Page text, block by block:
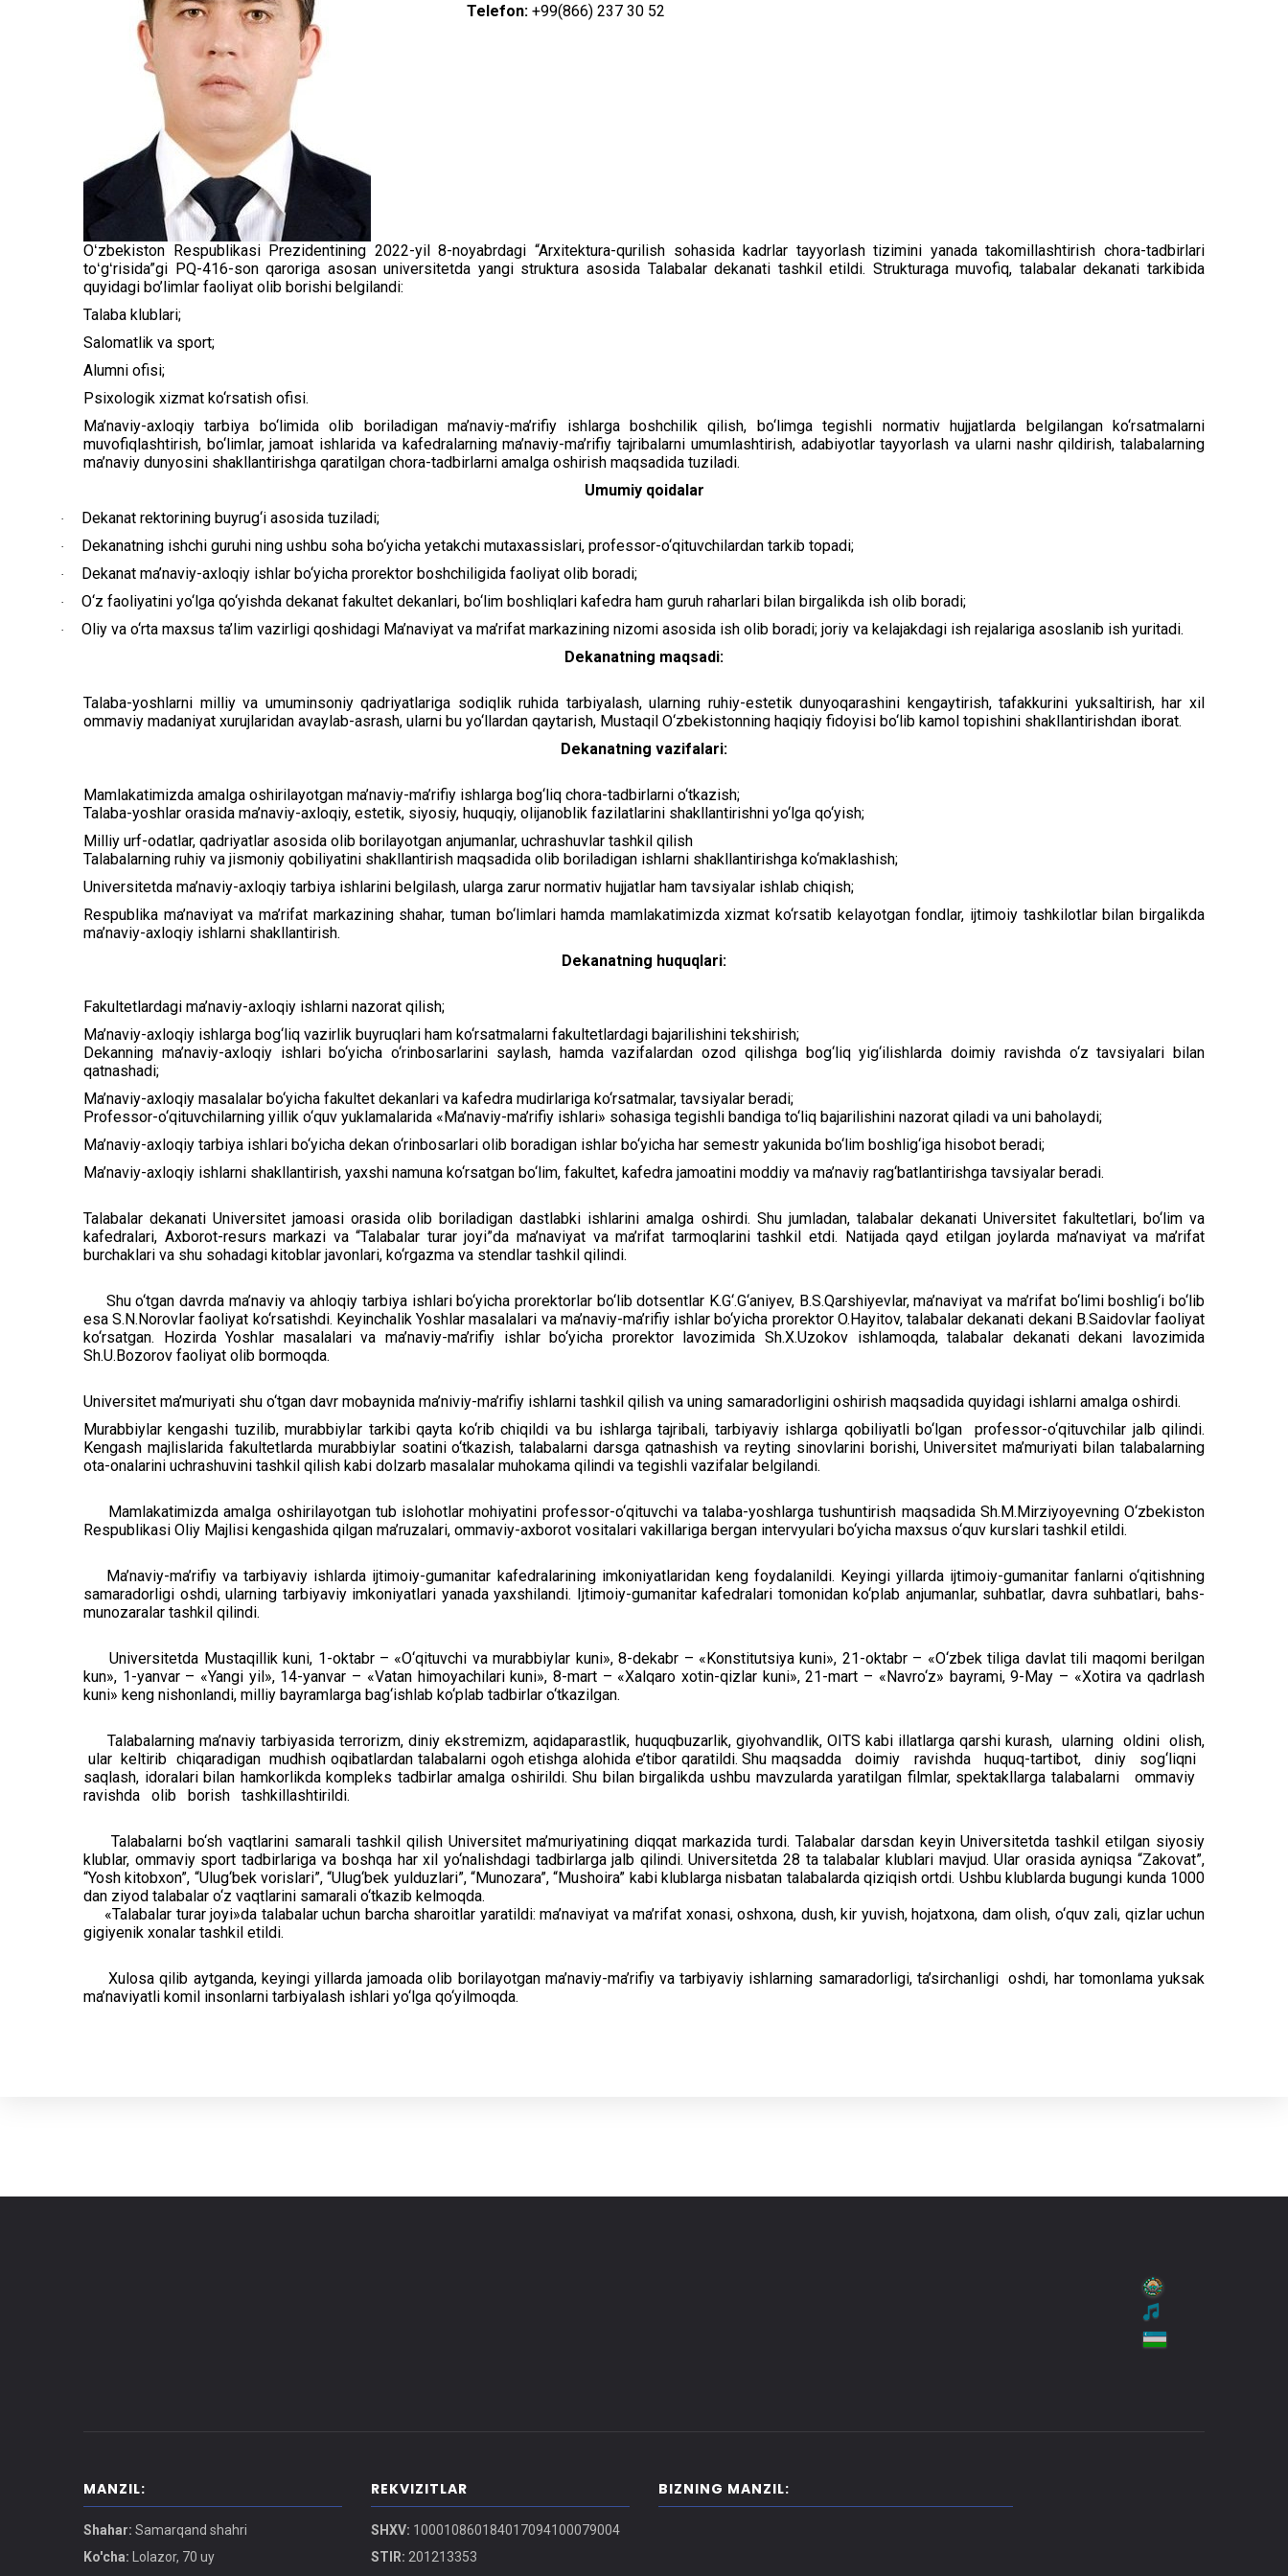
Telefon: +99(866) 237 30 52
Oʻzbekiston Respublikasi Prezidentining 2022-yil 8-noyabrdagi “Arxitektura-qurilish sohasida kadrlar tayyorlash tizimini yanada takomillashtirish chora-tadbirlari
toʻgʻrisida”gi PQ-416-son qaroriga asosan universitetda yangi struktura asosida Talabalar dekanati tashkil etildi. Strukturaga muvofiq, talabalar dekanati tarkibida
quyidagi bo’limlar faoliyat olib borishi belgilandi:
Talaba klublari;
Salomatlik va sport;
Alumni ofisi;
Psixologik xizmat ko‘rsatish ofisi.
Ma’naviy-axloqiy tarbiya bo‘limida olib boriladigan ma’naviy-ma’rifiy ishlarga boshchilik qilish, bo‘limga tegishli normativ hujjatlarda belgilangan ko‘rsatmalarni
muvofiqlashtirish, bo‘limlar, jamoat ishlarida va kafedralarning ma’naviy-ma’rifiy tajribalarni umumlashtirish, adabiyotlar tayyorlash va ularni nashr qildirish, talabalarning
ma’naviy dunyosini shakllantirishga qaratilgan chora-tadbirlarni amalga oshirish maqsadida tuziladi.
Umumiy qoidalar
· Dekanat rektorining buyrug‘i asosida tuziladi;
· Dekanatning ishchi guruhi ning ushbu soha bo‘yicha yetakchi mutaxassislari, professor-o‘qituvchilardan tarkib topadi;
· Dekanat ma’naviy-axloqiy ishlar bo‘yicha prorektor boshchiligida faoliyat olib boradi;
· O‘z faoliyatini yo‘lga qo‘yishda dekanat fakultet dekanlari, bo‘lim boshliqlari kafedra ham guruh raharlari bilan birgalikda ish olib boradi;
·
Oliy va o‘rta maxsus ta’lim vazirligi qoshidagi Ma’naviyat va ma’rifat markazining nizomi asosida ish olib boradi; joriy va kelajakdagi ish rejalariga asoslanib ish yuritadi.
Dekanatning maqsadi:
Talaba-yoshlarni milliy va umuminsoniy qadriyatlariga sodiqlik ruhida tarbiyalash, ularning ruhiy-estetik dunyoqarashini kengaytirish, tafakkurini yuksaltirish, har xil
ommaviy madaniyat xurujlaridan avaylab-asrash, ularni bu yo‘llardan qaytarish, Mustaqil O‘zbekistonning haqiqiy fidoyisi bo‘lib kamol topishini shakllantirishdan iborat.
Dekanatning vazifalari:
Mamlakatimizda amalga oshirilayotgan ma’naviy-ma’rifiy ishlarga bog‘liq chora-tadbirlarni o‘tkazish;
Talaba-yoshlar orasida ma’naviy-axloqiy, estetik, siyosiy, huquqiy, olijanoblik fazilatlarini shakllantirishni yo‘lga qo‘yish;
Milliy urf-odatlar, qadriyatlar asosida olib borilayotgan anjumanlar, uchrashuvlar tashkil qilish
Talabalarning ruhiy va jismoniy qobiliyatini shakllantirish maqsadida olib boriladigan ishlarni shakllantirishga ko‘maklashish;
Universitetda ma’naviy-axloqiy tarbiya ishlarini belgilash, ularga zarur normativ hujjatlar ham tavsiyalar ishlab chiqish;
Respublika ma’naviyat va ma’rifat markazining shahar, tuman bo‘limlari hamda mamlakatimizda xizmat ko‘rsatib kelayotgan fondlar, ijtimoiy tashkilotlar bilan birgalikda
ma’naviy-axloqiy ishlarni shakllantirish.
Dekanatning huquqlari:
Fakultetlardagi ma’naviy-axloqiy ishlarni nazorat qilish;
Ma’naviy-axloqiy ishlarga bog‘liq vazirlik buyruqlari ham ko‘rsatmalarni fakultetlardagi bajarilishini tekshirish;
Dekanning ma’naviy-axloqiy ishlari bo‘yicha o‘rinbosarlarini saylash, hamda vazifalardan ozod qilishga bog‘liq yig‘ilishlarda doimiy ravishda o‘z tavsiyalari bilan
qatnashadi;
Ma’naviy-axloqiy masalalar bo‘yicha fakultet dekanlari va kafedra mudirlariga ko‘rsatmalar, tavsiyalar beradi;
Professor-o‘qituvchilarning yillik o‘quv yuklamalarida «Ma’naviy-ma’rifiy ishlari» sohasiga tegishli bandiga to‘liq bajarilishini nazorat qiladi va uni baholaydi;
Ma’naviy-axloqiy tarbiya ishlari bo‘yicha dekan o‘rinbosarlari olib boradigan ishlar bo‘yicha har semestr yakunida bo‘lim boshlig‘iga hisobot beradi;
Ma’naviy-axloqiy ishlarni shakllantirish, yaxshi namuna ko‘rsatgan bo‘lim, fakultet, kafedra jamoatini moddiy va ma’naviy rag‘batlantirishga tavsiyalar beradi.
Talabalar dekanati Universitet jamoasi orasida olib boriladigan dastlabki ishlarini amalga oshirdi. Shu jumladan, talabalar dekanati Universitet fakultetlari, bo‘lim va
kafedralari, Axborot-resurs markazi va “Talabalar turar joyi”da ma’naviyat va ma’rifat tarmoqlarini tashkil etdi. Natijada qayd etilgan joylarda ma’naviyat va ma’rifat
burchaklari va shu sohadagi kitoblar javonlari, ko‘rgazma va stendlar tashkil qilindi.
Shu o‘tgan davrda ma’naviy va ahloqiy tarbiya ishlari bo‘yicha prorektorlar bo‘lib dotsentlar K.G‘.G‘aniyev, B.S.Qarshiyevlar, ma’naviyat va ma’rifat bo‘limi boshlig‘i bo‘lib
esa S.N.Norovlar faoliyat ko‘rsatishdi. Keyinchalik Yoshlar masalalari va ma’naviy-ma’rifiy ishlar bo‘yicha prorektor O.Hayitov, talabalar dekanati dekani B.Saidovlar faoliyat
ko‘rsatgan. Hozirda Yoshlar masalalari va ma’naviy-ma’rifiy ishlar bo‘yicha prorektor lavozimida Sh.X.Uzokov ishlamoqda, talabalar dekanati dekani lavozimida
Sh.U.Bozorov faoliyat olib bormoqda.
Universitet ma’muriyati shu o‘tgan davr mobaynida ma’niviy-ma’rifiy ishlarni tashkil qilish va uning samaradorligini oshirish maqsadida quyidagi ishlarni amalga oshirdi.
Murabbiylar kengashi tuzilib, murabbiylar tarkibi qayta ko‘rib chiqildi va bu ishlarga tajribali, tarbiyaviy ishlarga qobiliyatli bo‘lgan professor-o‘qituvchilar jalb qilindi.
Kengash majlislarida fakultetlarda murabbiylar soatini o‘tkazish, talabalarni darsga qatnashish va reyting sinovlarini borishi, Universitet ma’muriyati bilan talabalarning
ota-onalarini uchrashuvini tashkil qilish kabi dolzarb masalalar muhokama qilindi va tegishli vazifalar belgilandi.
Mamlakatimizda amalga oshirilayotgan tub islohotlar mohiyatini professor-o‘qituvchi va talaba-yoshlarga tushuntirish maqsadida Sh.M.Mirziyoyevning O‘zbekiston
Respublikasi Oliy Majlisi kengashida qilgan ma’ruzalari, ommaviy-axborot vositalari vakillariga bergan intervyulari bo‘yicha maxsus o‘quv kurslari tashkil etildi.
Ma’naviy-ma’rifiy va tarbiyaviy ishlarda ijtimoiy-gumanitar kafedralarining imkoniyatlaridan keng foydalanildi. Keyingi yillarda ijtimoiy-gumanitar fanlarni o‘qitishning
samaradorligi oshdi, ularning tarbiyaviy imkoniyatlari yanada yaxshilandi. Ijtimoiy-gumanitar kafedralari tomonidan ko‘plab anjumanlar, suhbatlar, davra suhbatlari, bahs-
munozaralar tashkil qilindi.
Universitetda Mustaqillik kuni, 1-oktabr – «O‘qituvchi va murabbiylar kuni», 8-dekabr – «Konstitutsiya kuni», 21-oktabr – «O‘zbek tiliga davlat tili maqomi berilgan
kun», 1-yanvar – «Yangi yil», 14-yanvar – «Vatan himoyachilari kuni», 8-mart – «Xalqaro xotin-qizlar kuni», 21-mart – «Navro‘z» bayrami, 9-May – «Xotira va qadrlash
kuni» keng nishonlandi, milliy bayramlarga bag‘ishlab ko‘plab tadbirlar o‘tkazilgan.
Talabalarning ma’naviy tarbiyasida terrorizm, diniy ekstremizm, aqidaparastlik, huquqbuzarlik, giyohvandlik, OITS kabi illatlarga qarshi kurash, ularning oldini olish,
ular keltirib chiqaradigan mudhish oqibatlardan talabalarni ogoh etishga alohida e’tibor qaratildi. Shu maqsadda doimiy ravishda huquq-tartibot, diniy sog‘liqni
saqlash, idoralari bilan hamkorlikda kompleks tadbirlar amalga oshirildi. Shu bilan birgalikda ushbu mavzularda yaratilgan filmlar, spektakllarga talabalarni ommaviy
ravishda olib borish tashkillashtirildi.
Talabalarni bo‘sh vaqtlarini samarali tashkil qilish Universitet ma’muriyatining diqqat markazida turdi. Talabalar darsdan keyin Universitetda tashkil etilgan siyosiy
klublar, ommaviy sport tadbirlariga va boshqa har xil yo‘nalishdagi tadbirlarga jalb qilindi. Universitetda 28 ta talabalar klublari mavjud. Ular orasida ayniqsa “Zakovat”,
“Yosh kitobxon”, “Ulug‘bek vorislari”, “Ulug‘bek yulduzlari”, “Munozara”, “Mushoira” kabi klublarga nisbatan talabalarda qiziqish ortdi. Ushbu klublarda bugungi kunda 1000
dan ziyod talabalar o‘z vaqtlarini samarali o‘tkazib kelmoqda.
«Talabalar turar joyi»da talabalar uchun barcha sharoitlar yaratildi: ma’naviyat va ma’rifat xonasi, oshxona, dush, kir yuvish, hojatxona, dam olish, o‘quv zali, qizlar uchun
gigiyenik xonalar tashkil etildi.
Xulosa qilib aytganda, keyingi yillarda jamoada olib borilayotgan ma’naviy-ma’rifiy va tarbiyaviy ishlarning samaradorligi, ta’sirchanligi oshdi, har tomonlama yuksak
ma’naviyatli komil insonlarni tarbiyalash ishlari yo‘lga qo‘yilmoqda.
MANZIL:
Shahar: Samarqand shahri
Ko'cha: Lolazor, 70 uy
REKVIZITLAR
SHXV: 100010860184017094100079004
STIR: 201213353
BIZNING MANZIL: